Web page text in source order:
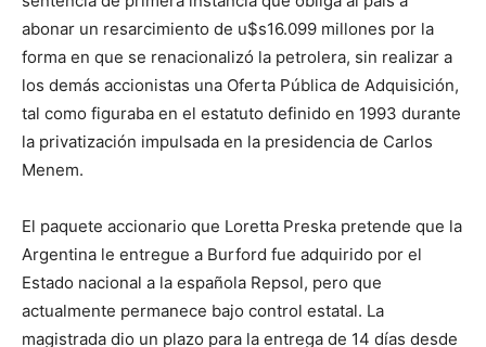
abonar un resarcimiento de u$s16.099 millones por la
forma en que se renacionalizó la petrolera, sin realizar a
los demás accionistas una Oferta Pública de Adquisición,
tal como figuraba en el estatuto definido en 1993 durante
la privatización impulsada en la presidencia de Carlos
Menem.
El paquete accionario que Loretta Preska pretende que la
Argentina le entregue a Burford fue adquirido por el
Estado nacional a la española Repsol, pero que
actualmente permanece bajo control estatal. La
magistrada dio un plazo para la entrega de 14 días desde